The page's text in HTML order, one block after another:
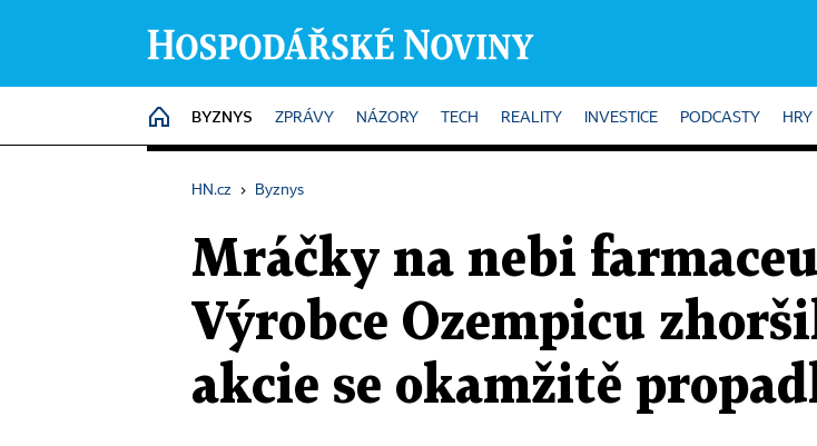
HOME
BYZNYS ZPRÁVY NÁZORY TECH REALITY INVESTICE PODCASTY HRY
HN.cz › Byznys
Mráčky na nebi
Výrobce Ozempicu
akcie se okamžitě